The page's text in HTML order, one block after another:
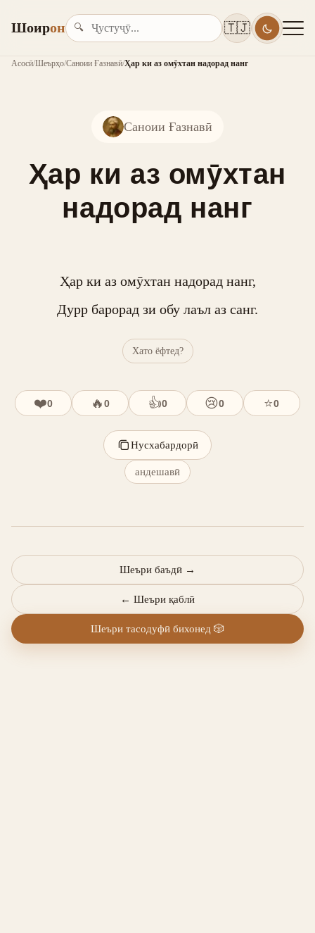
Шоирон 🔍 🇹🇯
Асосӣ/Шеърҳо/Саноии Ғазнавӣ/Ҳар ки аз омӯхтан надорад нанг
Саноии Ғазнавӣ
Ҳар ки аз омӯхтан
надорад нанг
Ҳар ки аз омӯхтан надорад нанг,
Дурр барорад зи обу лаъл аз санг.
Хато ёфтед?
❤️0 🔥0 👍0 😢0 ⭐0
Нусхабардорӣ
андешавӣ
← Шеъри қаблӣ
Шеъри баъдӣ →
Шеъри тасодуфӣ бихонед 🎲